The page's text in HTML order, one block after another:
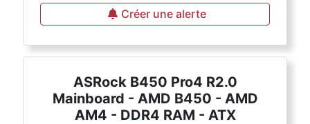
Créer une alerte
ASRock B450 Pro4 R2.0
Mainboard - AMD B450 - AMD
AM4 - DDR4 RAM - ATX